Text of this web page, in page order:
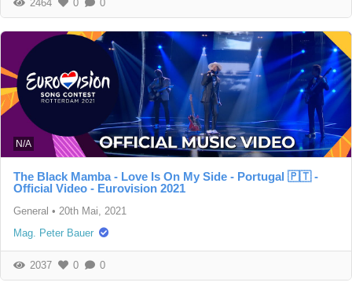
2464 0 0
N/A
The Black Mamba - Love Is On My Side - Portugal 🇵🇹 -
Official Video - Eurovision 2021
General • 20th Mai, 2021
Mag. Peter Bauer
2037 0 0